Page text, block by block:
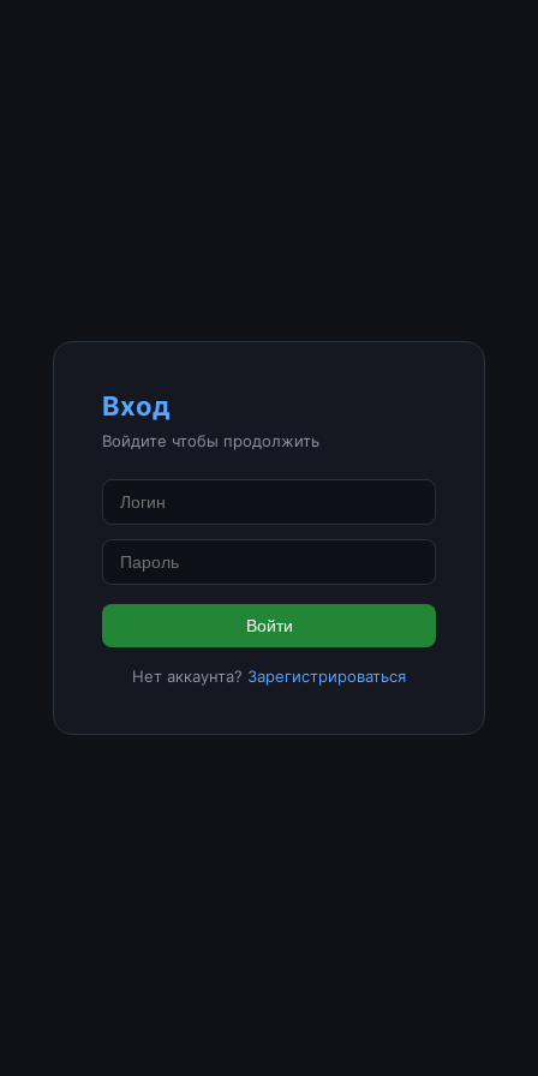
Вход
Войдите чтобы продолжить
Войти
Нет аккаунта? Зарегистрироваться